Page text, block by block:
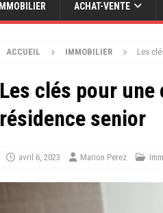
IMMOBILIER ACHAT-VENTE
ACCUEIL IMMOBILIER Les
Les clés pour
résidence senior
avril 6, 2023 Marion Perez